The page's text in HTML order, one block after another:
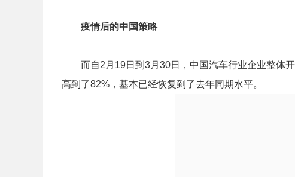
疫情后的中国策略
而自2月19日到3月30日，中国汽车行业企业整体开
高到了82%，基本已经恢复到了去年同期水平。